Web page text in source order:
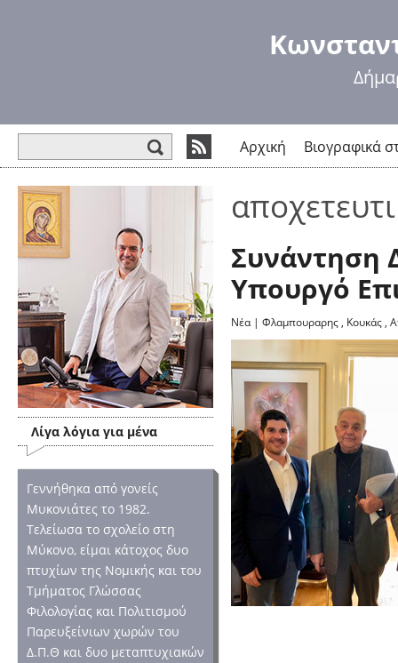
Αρχική Βιογραφικά
Λίγα λόγια για μένα
Γεννήθηκα από γονείς
Μυκονιάτες το 1982.
Τελείωσα το σχολείο στη
Μύκονο, είμαι κάτοχος δυο
πτυχίων της Νομικής και του
Τμήματος Γλώσσας
Φιλολογίας και Πολιτισμού
Παρευξείνιων χωρών του
Δ.Π.Θ και δυο μεταπτυχιακών
Συνάντηση
Υπουργό
Νέα| Φλαμπουραρης , Κουκάς ,